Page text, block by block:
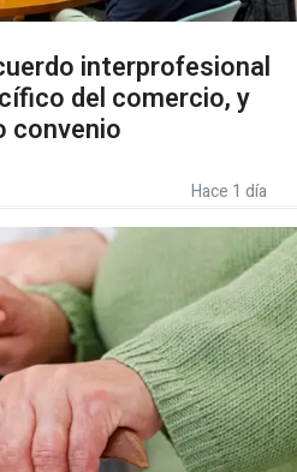
interprofesional
del comercio, y
convenio
Hace 1 día